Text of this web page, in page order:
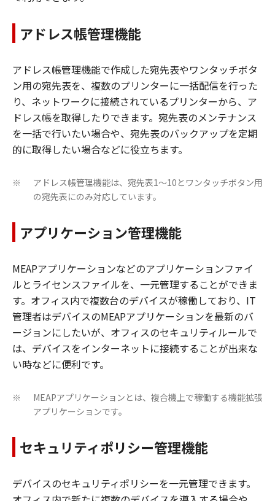
アドレス帳管理機能
アドレス帳管理機能で作成した宛先表やワンタッチボタ
ン用の宛先表を、複数のプリンターに一括配信を行った
り、ネットワークに接続されているプリンターから、ア
ドレス帳を取得したりできます。宛先表のメンテナンス
を一括で行いたい場合や、宛先表のバックアップを定期
的に取得したい場合などに役立ちます。
※
アドレス帳管理機能は、宛先表1～10とワンタッチボタン用
の宛先表にのみ対応しています。
アプリケーション管理機能
MEAPアプリケーションなどのアプリケーションファイ
ルとライセンスファイルを、一元管理することができま
す。オフィス内で複数台のデバイスが稼働しており、IT
管理者はデバイスのMEAPアプリケーションを最新のバ
ージョンにしたいが、オフィスのセキュリティルールで
は、デバイスをインターネットに接続することが出来な
い時などに便利です。
※
MEAPアプリケーションとは、複合機上で稼働する機能拡張
アプリケーションです。
セキュリティポリシー管理機能
デバイスのセキュリティポリシーを一元管理できます。